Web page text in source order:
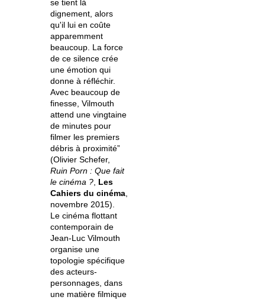
se tient là
dignement, alors
qu'il lui en coûte
apparemment
beaucoup. La force
de ce silence crée
une émotion qui
donne à réfléchir.
Avec beaucoup de
finesse, Vilmouth
attend une vingtaine
de minutes pour
filmer les premiers
débris à proximité”
(Olivier Schefer,
Ruin Porn : Que fait
le cinéma ?, Les
Cahiers du cinéma,
novembre 2015).
Le cinéma flottant
contemporain de
Jean-Luc Vilmouth
organise une
topologie spécifique
des acteurs-
personnages, dans
une matière filmique